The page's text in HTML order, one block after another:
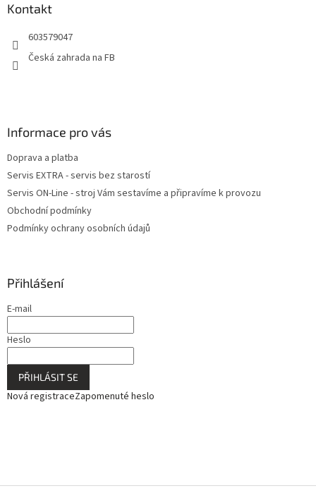
Kontakt
603579047
Česká zahrada na FB
Informace pro vás
Doprava a platba
Servis EXTRA - servis bez starostí
Servis ON-Line - stroj Vám sestavíme a připravíme k provozu
Obchodní podmínky
Podmínky ochrany osobních údajů
Přihlášení
E-mail
Heslo
PŘIHLÁSIT SE
Nová registraceZapomenuté heslo